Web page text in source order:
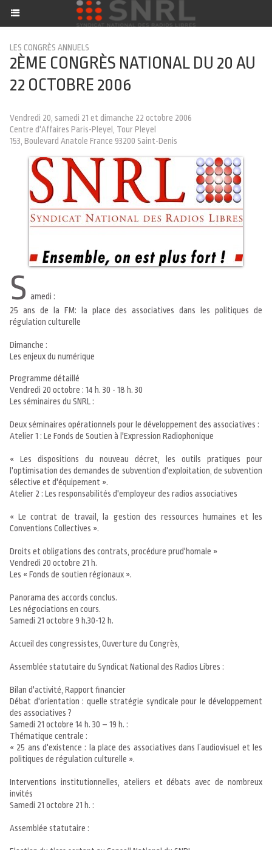
LES CONGRÈS ANNUELS
2ÈME CONGRÈS NATIONAL DU 20 AU
22 OCTOBRE 2006
Vendredi 20, samedi 21 et dimanche 22 octobre 2006
Centre d'Affaires Paris-Pleyel, Tour Pleyel
153, Boulevard Anatole France 93200 Saint-Denis
S amedi :
25 ans de la FM: la place des associatives dans les politiques de
régulation culturelle
Dimanche :
Les enjeux du numérique
Programme détaillé
Vendredi 20 octobre : 14 h. 30 - 18 h. 30
Les séminaires du SNRL :
Deux séminaires opérationnels pour le développement des associatives :
Atelier 1 : Le Fonds de Soutien à l'Expression Radiophonique
« Les dispositions du nouveau décret, les outils pratiques pour
l'optimisation des demandes de subvention d'exploitation, de subvention
sélective et d'équipement ».
Atelier 2 : Les responsabilités d'employeur des radios associatives
« Le contrat de travail, la gestion des ressources humaines et les
Conventions Collectives ».
Droits et obligations des contrats, procédure prud'homale »
Vendredi 20 octobre 21 h.
Les « Fonds de soutien régionaux ».
Panorama des accords conclus.
Les négociations en cours.
Samedi 21 octobre 9 h.30-12 h.
Accueil des congressistes, Ouverture du Congrès,
Assemblée statutaire du Syndicat National des Radios Libres :
Bilan d'activité, Rapport financier
Débat d'orientation : quelle stratégie syndicale pour le développement
des associatives ?
Samedi 21 octobre 14 h. 30 – 19 h. :
Thématique centrale :
« 25 ans d'existence : la place des associatives dans l´audiovisuel et les
politiques de régulation culturelle ».
Interventions institutionnelles, ateliers et débats avec de nombreux
invités
Samedi 21 octobre 21 h. :
Assemblée statutaire :